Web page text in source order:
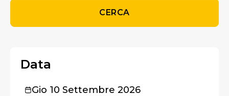
CERCA
Data
Gio 10 Settembre 2026